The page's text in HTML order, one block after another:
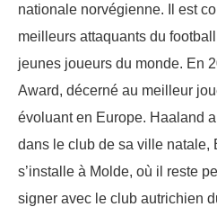
nationale norvégienne. Il est
meilleurs attaquants du
jeunes joueurs du monde. En
Award, décerné au meilleur
évoluant en Europe. Haaland
dans le club de sa ville natale,
s’installe à Molde, où il reste
signer avec le club autrichien